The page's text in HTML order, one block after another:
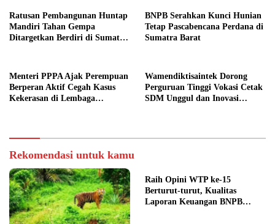
Ratusan Pembangunan Huntap
Mandiri Tahan Gempa
Ditargetkan Berdiri di Sumatra
BNPB Serahkan Kunci Hunian
Tetap Pascabencana Perdana di
Sumatra Barat
Menteri PPPA Ajak Perempuan
Berperan Aktif Cegah Kasus
Kekerasan di Lembaga
Wamendiktisaintek Dorong
Perguruan Tinggi Vokasi Cetak
SDM Unggul dan Inovasi
Rekomendasi untuk kamu
Raih Opini WTP ke-15
Berturut-turut, Kualitas
Laporan Keuangan BNPB